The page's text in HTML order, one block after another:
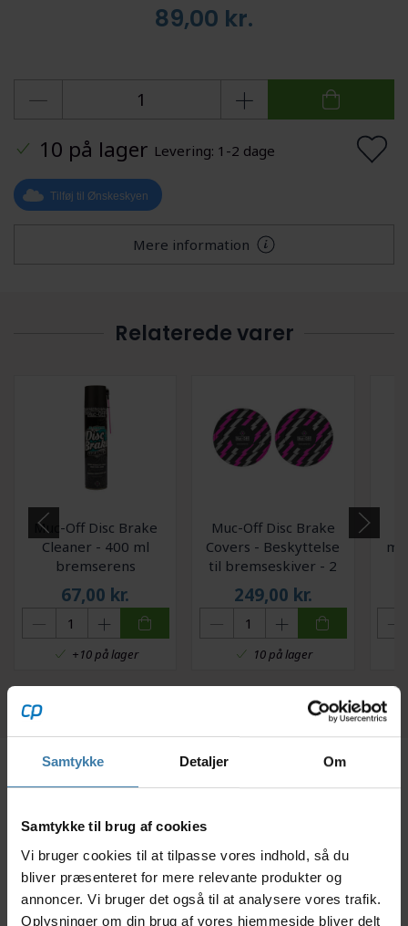
Samtykke Detaljer Om
Samtykke til brug af cookies
Vi bruger cookies til at tilpasse vores indhold, så du
bliver præsenteret for mere relevante produkter og
annoncer. Vi bruger det også til at analysere vores trafik.
Oplysninger om din brug af vores hjemmeside bliver delt
89,00 kr.
10 på lager Levering: 1-2 dage
Tilføj til Ønskeskyen
Mere information
Relaterede varer
Muc-Off Disc Brake
Cleaner - 400 ml
bremserens
67,00 kr.
+10 på lager
Muc-Off Disc Brake
Covers - Beskyttelse
til bremseskiver - 2
stk
249,00 kr.
10 på lager
Beskrivelse Specifikationer Dokumenter
Her får du en original Shimano adapter til din
forbremsekaliber. Adapteren, der er lavet af
aluminium, er af typen til post og standard mount. Du
kan bruge adapteren som afstandsstykke mellem din